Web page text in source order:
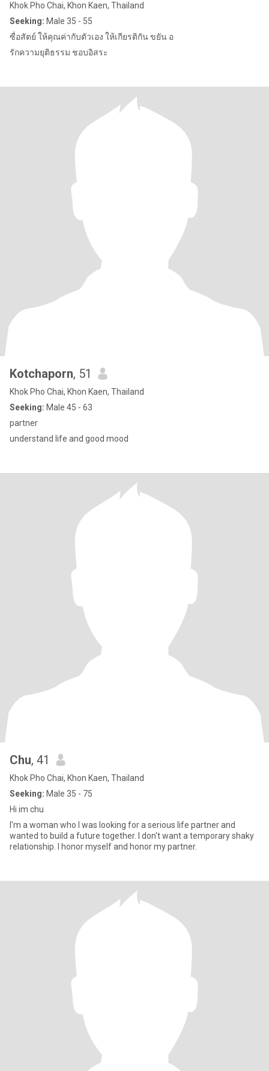
Khok Pho Chai, Khon Kaen, Thailand
Seeking: Male 35 - 55
ซื่อสัตย์ ให้คุณค่ากับตัวเอง ให้เกียรติกัน ขยัน อ
รักความยุติธรรม ชอบอิสระ
Kotchaporn, 51
Khok Pho Chai, Khon Kaen, Thailand
Seeking: Male 45 - 63
partner
understand life and good mood
Chu, 41
Khok Pho Chai, Khon Kaen, Thailand
Seeking: Male 35 - 75
Hi im chu
I'm a woman who I was looking for a serious life partner and
wanted to build a future together. I don't want a temporary shaky
relationship. I honor myself and honor my partner.